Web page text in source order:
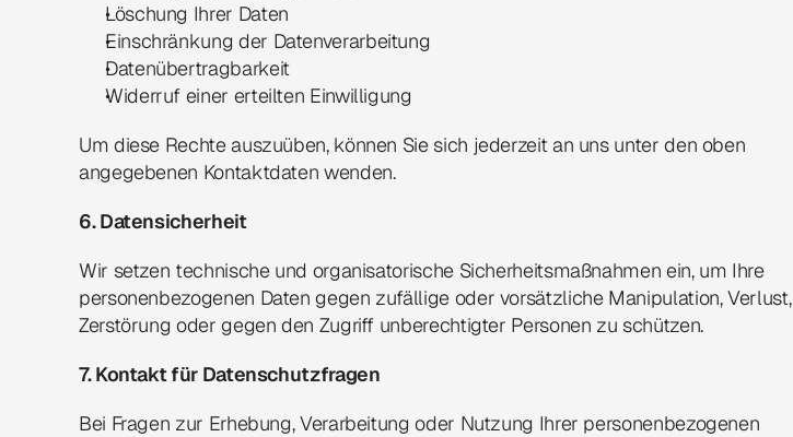
Löschung Ihrer Daten
Einschränkung der Datenverarbeitung
Datenübertragbarkeit
Widerruf einer erteilten Einwilligung
Um diese Rechte auszuüben, können Sie sich jederzeit an uns unter den oben
angegebenen Kontaktdaten wenden.
6. Datensicherheit
Wir setzen technische und organisatorische Sicherheitsmaßnahmen ein, um Ihre
personenbezogenen Daten gegen zufällige oder vorsätzliche Manipulation, Verlust,
Zerstörung oder gegen den Zugriff unberechtigter Personen zu schützen.
7. Kontakt für Datenschutzfragen
Bei Fragen zur Erhebung, Verarbeitung oder Nutzung Ihrer personenbezogenen